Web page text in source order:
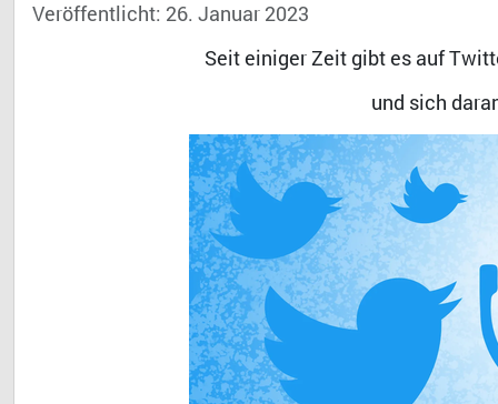
Veröffentlicht: 26. Januar 2023
Seit einiger Zeit gibt es auf
und sich